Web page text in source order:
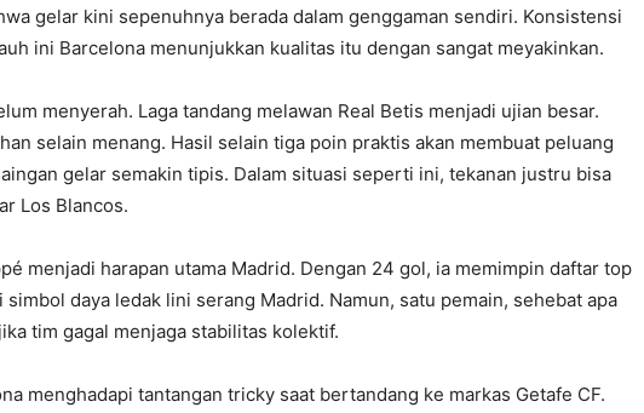
gelar kini sepenuhnya berada dalam genggaman sendiri. Konsistensi
ini Barcelona menunjukkan kualitas itu dengan sangat meyakinkan.
menyerah. Laga tandang melawan Real Betis menjadi ujian besar.
selain menang. Hasil selain tiga poin praktis akan membuat peluang
gelar semakin tipis. Dalam situasi seperti ini, tekanan justru bisa
Los Blancos.
menjadi harapan utama Madrid. Dengan 24 gol, ia memimpin daftar top
daya ledak lini serang Madrid. Namun, satu pemain, sehebat apa
tim gagal menjaga stabilitas kolektif.
menghadapi tantangan tricky saat bertandang ke markas Getafe CF.